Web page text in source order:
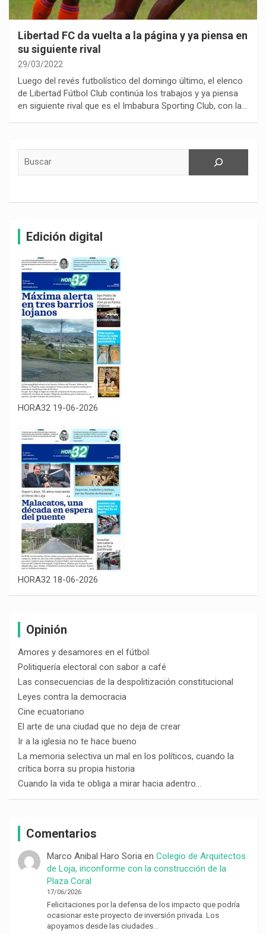
Libertad FC da vuelta a la página y ya piensa en
su siguiente rival
29/03/2022
Luego del revés futbolístico del domingo último, el elenco
de Libertad Fútbol Club continúa los trabajos y ya piensa
en siguiente rival que es el Imbabura Sporting Club, con la…
Edición digital
HORA32 19-06-2026
HORA32 18-06-2026
Opinión
Amores y desamores en el fútbol
Politiquería electoral con sabor a café
Las consecuencias de la despolitización constitucional
Leyes contra la democracia
Cine ecuatoriano
El arte de una ciudad que no deja de crear
Ir a la iglesia no te hace bueno
La memoria selectiva un mal en los políticos, cuando la
crítica borra su propia historia
Cuando la vida te obliga a mirar hacia adentro…
Comentarios
Marco Anibal Haro Soriaen Colegio de Arquitectos
de Loja, inconforme con la construcción de la
Plaza Coral
17/06/2026
Felicitaciones por la defensa de los impacto que podría
ocasionar este proyecto de inversión privada. Los
apoyamos desde las ciudades…